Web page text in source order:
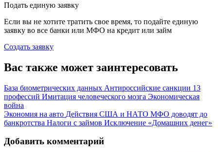
Подать единую заявку
Если вы не хотите тратить свое время, то подайте единую
заявку во все банки или МФО на кредит или займ
Создать заявку
Вас также может заинтересовать
База биометрических данных Антироссийские санкции 13
профессий Имитация человеческого мозга Экономическая
война
Экономия на авто Действия США и НАТО МФО доводят до
банкротства Налоги с займов Исключение «Домашних денег»
Добавить комментарий